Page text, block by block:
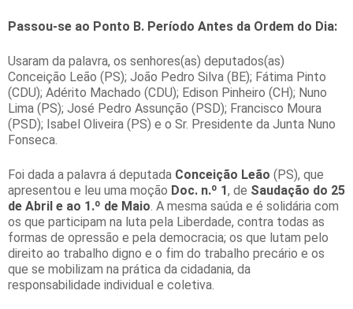
Passou-se ao Ponto B. Período Antes da Ordem do Dia:
Usaram da palavra, os senhores(as) deputados(as)
Conceição Leão (PS); João Pedro Silva (BE); Fátima Pinto
(CDU); Adérito Machado (CDU); Edison Pinheiro (CH); Nuno
Lima (PS); José Pedro Assunção (PSD); Francisco Moura
(PSD); Isabel Oliveira (PS) e o Sr. Presidente da Junta Nuno
Fonseca.
Foi dada a palavra á deputada Conceição Leão (PS), que
apresentou e leu uma moção Doc. n.º 1, de Saudação do 25
de Abril e ao 1.º de Maio . A mesma saúda e é solidária com
os que participam na luta pela Liberdade, contra todas as
formas de opressão e pela democracia; os que lutam pelo
direito ao trabalho digno e o fim do trabalho precário e os
que se mobilizam na prática da cidadania, da
responsabilidade individual e coletiva.